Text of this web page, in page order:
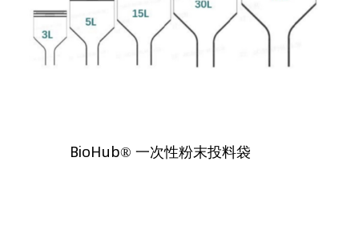
BioHub® 一次性粉末投料袋